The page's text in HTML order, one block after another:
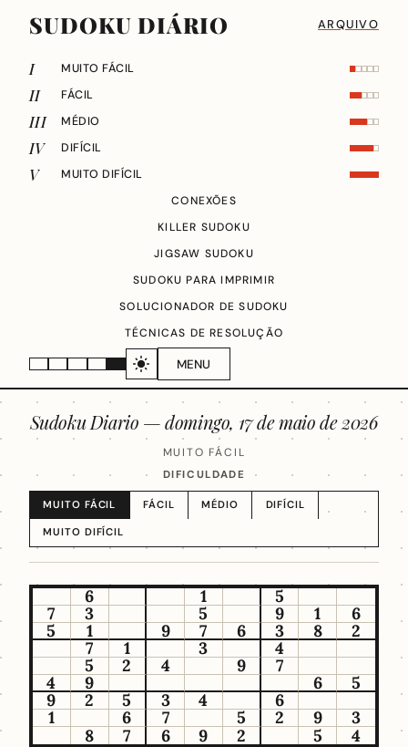
SUDOKU DIÁRIO ARQUIVO
MENU
I MUITO FÁCIL
II FÁCIL
III MÉDIO
IV DIFÍCIL
V
MUITO DIFÍCIL
CONEXÕES
KILLER SUDOKU
JIGSAW SUDOKU
SUDOKU PARA IMPRIMIR
SOLUCIONADOR DE SUDOKU
TÉCNICAS DE RESOLUÇÃO
Sudoku Diario —domingo, 17 de maio de 2026
MUITO FÁCIL
DIFICULDADE
MUITO FÁCIL FÁCIL MÉDIO DIFÍCIL
MUITO DIFÍCIL
6 1
5
7
3 5 9 1
6
5
1 9 7 6 3 8
2
7
1 3
4
5
2 4 9
7
4
9 6
5
9
2 5 3 4
6
1
6 7 5 2 9
3
8
7 6 9 2 5 4